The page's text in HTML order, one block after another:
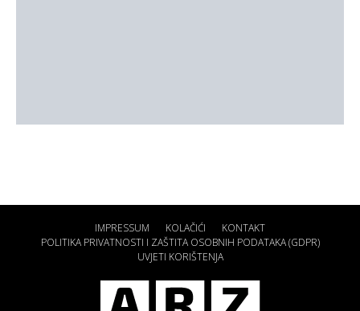
IMPRESSUM KOLAČIĆI
KONTAKT
POLITIKA PRIVATNOSTI I ZAŠTITA OSOBNIH PODATAKA (GDPR)
UVJETI KORIŠTENJA